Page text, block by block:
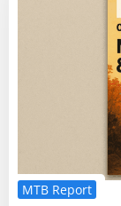
MTB Report